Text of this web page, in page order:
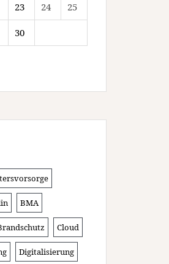
23 24 25
30
BMA
Cloud
Digitalisierung